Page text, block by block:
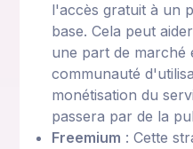
l'accès gratuit à un
base. Cela peut
une part de marché
communauté
monétisation du
passera par de la
Freemium : Cette